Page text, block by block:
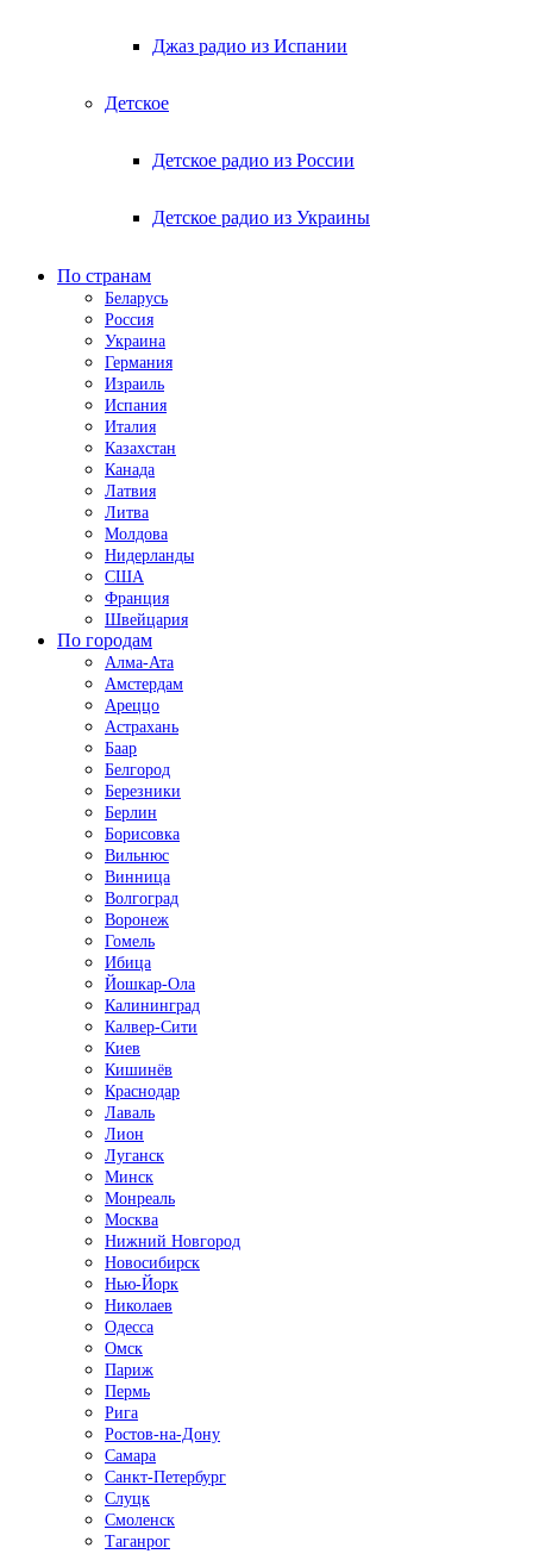
Джаз радио из Испании
Детское
Детское радио из России
Детское радио из Украины
По странам
Беларусь
Россия
Украина
Германия
Израиль
Испания
Италия
Казахстан
Канада
Латвия
Литва
Молдова
Нидерланды
США
Франция
Швейцария
По городам
Алма-Ата
Амстердам
Ареццо
Астрахань
Баар
Белгород
Березники
Берлин
Борисовка
Вильнюс
Винница
Волгоград
Воронеж
Гомель
Ибица
Йошкар-Ола
Калининград
Калвер-Сити
Киев
Кишинёв
Краснодар
Лаваль
Лион
Луганск
Минск
Монреаль
Москва
Нижний Новгород
Новосибирск
Нью-Йорк
Николаев
Одесса
Омск
Париж
Пермь
Рига
Ростов-на-Дону
Самара
Санкт-Петербург
Слуцк
Смоленск
Таганрог